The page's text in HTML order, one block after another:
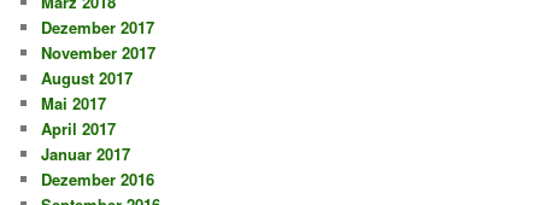
Dezember 2017
November 2017
August 2017
Mai 2017
April 2017
Januar 2017
Dezember 2016